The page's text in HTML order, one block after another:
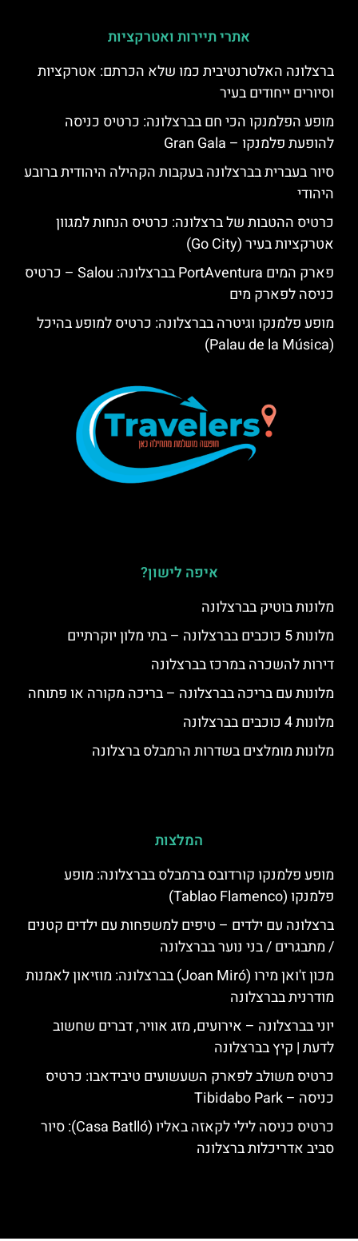
אתרי תיירות ואטרקציות
ברצלונה האלטרנטיבית כמו שלא הכרתם: אטרקציות
וסיורים ייחודים בעיר
מופע הפלמנקו הכי חם בברצלונה: כרטיס כניסה
להופעת פלמנקו – Gran Gala
סיור בעברית בברצלונה בעקבות הקהילה היהודית ברובע
היהודי
כרטיס ההטבות של ברצלונה: כרטיס הנחות למגוון
אטרקציות בעיר (Go City)
פארק המים PortAventura בברצלונה: Salou – כרטיס
כניסה לפארק מים
מופע פלמנקו וגיטרה בברצלונה: כרטיס למופע בהיכל
(Palau de la Música)
איפה לישון?
מלונות בוטיק בברצלונה
מלונות 5 כוכבים בברצלונה – בתי מלון יוקרתיים
דירות להשכרה במרכז בברצלונה
מלונות עם בריכה בברצלונה – בריכה מקורה או פתוחה
מלונות 4 כוכבים בברצלונה
מלונות מומלצים בשדרות הרמבלס ברצלונה
המלצות
מופע פלמנקו קורדובס ברמבלס בברצלונה: מופע
פלמנקו (Tablao Flamenco)
ברצלונה עם ילדים – טיפים למשפחות עם ילדים קטנים
/ מתבגרים / בני נוער בברצלונה
מכון ז'ואן מירו (Joan Miró) בברצלונה: מוזיאון לאמנות
מודרנית בברצלונה
יוני בברצלונה – אירועים, מזג אוויר, דברים שחשוב
לדעת | קיץ בברצלונה
כרטיס משולב לפארק השעשועים טיבידאבו: כרטיס
כניסה – Tibidabo Park
כרטיס כניסה לילי לקאזה באליו (Casa Batlló): סיור
סביב אדריכלות ברצלונה